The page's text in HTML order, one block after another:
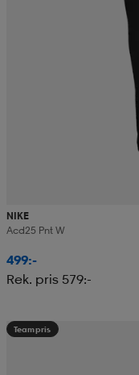
NIKE
Acd25 Pnt W
499:-
Rek. pris 579:-
Teampris